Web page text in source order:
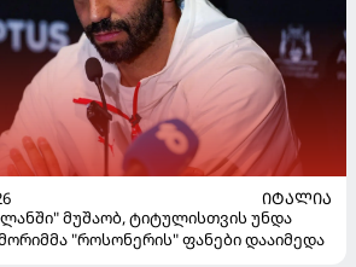
ᲘᲢᲐᲚᲘᲐ
მუშაობ, ტიტულისთვის უნდა
"როსონერის" ფანები დააიმედა